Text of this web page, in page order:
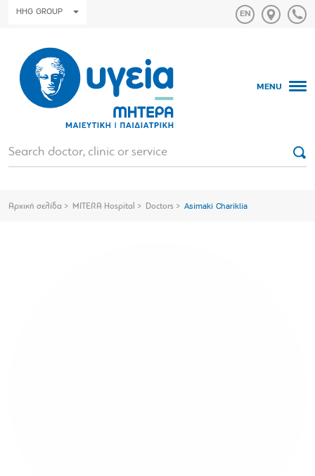
HHG GROUP
MENU
Αρχική σελίδα MITERA Hospital Doctors Asimaki Chariklia